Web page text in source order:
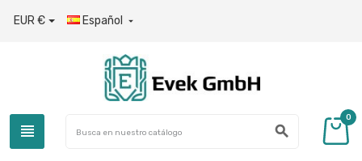
EUR € Español 
view_headline search
0